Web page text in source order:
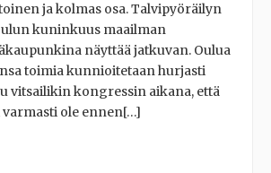
ja kolmas osa. Talvipyöräilyn
kuninkuus maailman
näyttää jatkuvan. Oulua
toimia kunnioitetaan hurjasti
vitsailikin kongressin aikana, että
varmasti ole ennen[…]